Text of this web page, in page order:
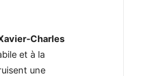
Charles
et à la
une